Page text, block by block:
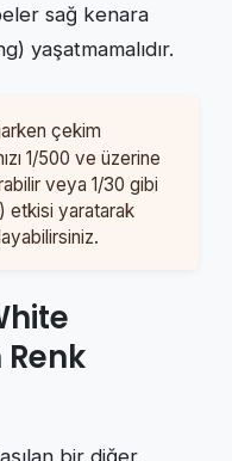
sağ kenara
yaşatmamalıdır.
çekim
1/500 ve üzerine
veya 1/30 gibi
etkisi yaratarak
Renk
bir diğer